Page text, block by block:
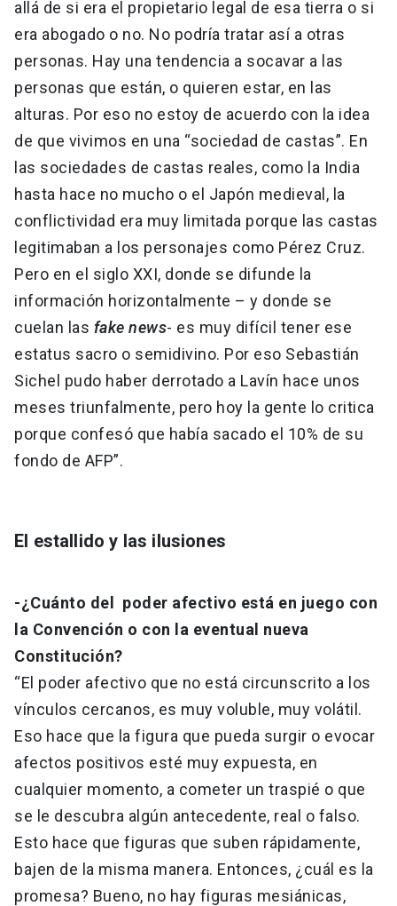
allá de si era el propietario legal de esa tierra o si
era abogado o no. No podría tratar así a otras
personas. Hay una tendencia a socavar a las
personas que están, o quieren estar, en las
alturas. Por eso no estoy de acuerdo con la idea
de que vivimos en una “sociedad de castas”. En
las sociedades de castas reales, como la India
hasta hace no mucho o el Japón medieval, la
conflictividad era muy limitada porque las castas
legitimaban a los personajes como Pérez Cruz.
Pero en el siglo XXI, donde se difunde la
información horizontalmente – y donde se
cuelan las fake news- es muy difícil tener ese
estatus sacro o semidivino. Por eso Sebastián
Sichel pudo haber derrotado a Lavín hace unos
meses triunfalmente, pero hoy la gente lo critica
porque confesó que había sacado el 10% de su
fondo de AFP”.
El estallido y las ilusiones
-¿Cuánto del poder afectivo está en juego con
la Convención o con la eventual nueva
Constitución?
“El poder afectivo que no está circunscrito a los
vínculos cercanos, es muy voluble, muy volátil.
Eso hace que la figura que pueda surgir o evocar
afectos positivos esté muy expuesta, en
cualquier momento, a cometer un traspié o que
se le descubra algún antecedente, real o falso.
Esto hace que figuras que suben rápidamente,
bajen de la misma manera. Entonces, ¿cuál es la
promesa? Bueno, no hay figuras mesiánicas,